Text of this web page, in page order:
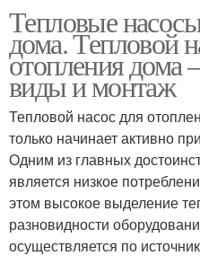
Тепловые
дома. Тепловой
отопления дома
виды и монтаж
Тепловой насос для
только начинает активно
Одним из главных
является низкое
этом высокое выделение
разновидности
осуществляется по